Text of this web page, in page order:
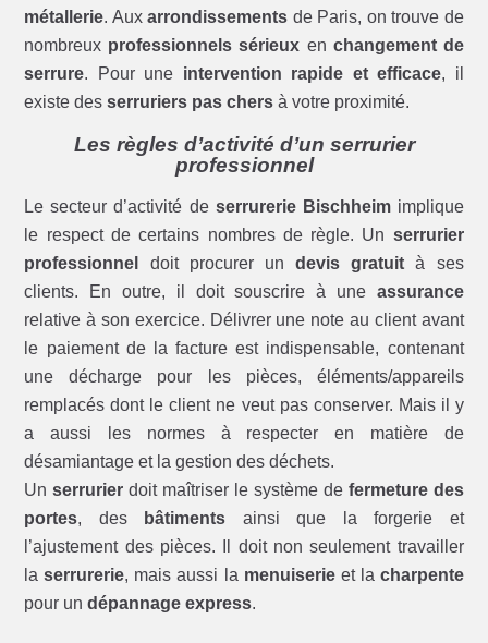
métallerie. Auxarrondissements de Paris, on trouve de
nombreux professionnels sérieux en changement de
serrure. Pour une intervention rapide et efficace, il
existe desserruriers pas chers à votre proximité.
Les règles d’activité d’un serrurier
professionnel
Le secteur d’activité de serrurerie Bischheimimplique
le respect de certains nombres de règle. Un serrurier
professionnel
doit procurer undevis gratuit à ses
clients. En outre, il doit souscrire à une assurance
relative à son exercice. Délivrer une note au client avant
le paiement de la facture est indispensable, contenant
une décharge pour les pièces, éléments/appareils
remplacés dont le client ne veut pas conserver. Mais il y
a aussi les normes à respecter en matière de
désamiantage et la gestion des déchets.
Unserrurier doit maîtriser le système de fermeture des
portes, des bâtiments ainsi que la forgerie et
l’ajustement des pièces. Il doit non seulement travailler
laserrurerie, mais aussi la menuiserieet la charpente
pour undépannage express.